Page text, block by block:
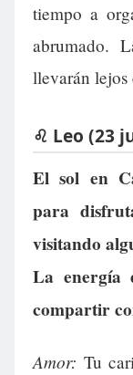
tiempo a
abrumado.
llevarán lejos
♌ Leo (23
El sol en
para
visitando
La
compartir
Amor: Tu